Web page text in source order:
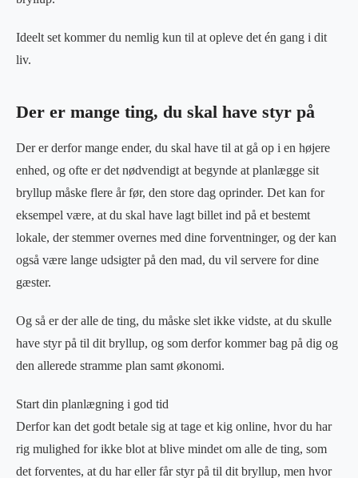
Ideelt set kommer du nemlig kun til at opleve det én gang i dit
liv.
Der er mange ting, du skal have styr på
Der er derfor mange ender, du skal have til at gå op i en højere
enhed, og ofte er det nødvendigt at begynde at planlægge sit
bryllup måske flere år før, den store dag oprinder. Det kan for
eksempel være, at du skal have lagt billet ind på et bestemt
lokale, der stemmer overnes med dine forventninger, og der kan
også være lange udsigter på den mad, du vil servere for dine
gæster.
Og så er der alle de ting, du måske slet ikke vidste, at du skulle
have styr på til dit bryllup, og som derfor kommer bag på dig og
den allerede stramme plan samt økonomi.
Start din planlægning i god tid
Derfor kan det godt betale sig at tage et kig online, hvor du har
rig mulighed for ikke blot at blive mindet om alle de ting, som
det forventes, at du har eller får styr på til dit bryllup, men hvor